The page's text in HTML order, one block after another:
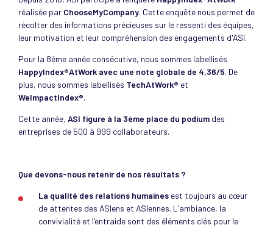
réalisée par ChooseMyCompany. Cette enquête nous permet de
récolter des informations précieuses sur le ressenti des équipes,
leur motivation et leur compréhension des engagements d'ASI.
Pour la 8ème année consécutive, nous sommes labellisés
HappyIndex®AtWork avec une note globale de 4,36/5. De
plus, nous sommes labellisés TechAtWork® et
WeImpactIndex®.
Cette année, ASI figure à la 3ème place du podium des
entreprises de 500 à 999 collaborateurs.
Que devons-nous retenir de nos résultats ?
La qualité des relations humaines est toujours au cœur
de attentes des ASIens et ASIennes. L’ambiance, la
convivialité et l’entraide sont des éléments clés pour le